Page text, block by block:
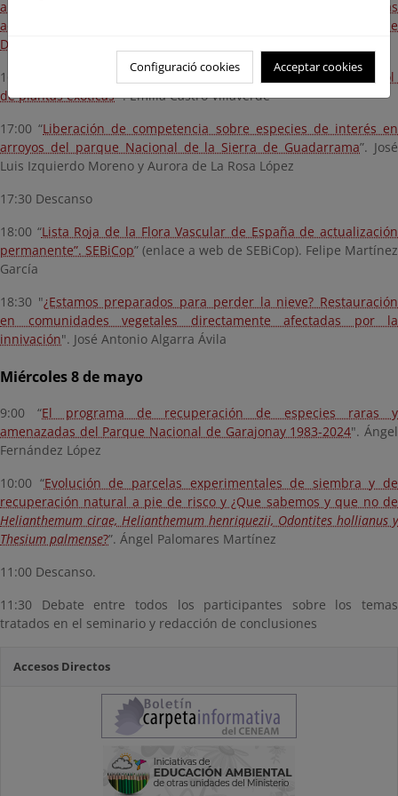
arenales en el ámbito del Parque Nacional de Doñana
Algunas
actuaciones de especies de flora amenazada en humedales de
Doñana
16:40 “
Renaturalización P.N. Islas Atlántica. Eliminación y control
de plantas exóticas”. Emilia Castro Villaverde
17:00 “Liberación de competencia sobre especies de interés en
arroyos del parque Nacional de la Sierra de Guadarrama”. José
Luis Izquierdo Moreno y Aurora de La Rosa López
17:30 Descanso
18:00 “Lista Roja de la Flora Vascular de España de actualización
permanente”. SEBiCop” (enlace a web de SEBiCop). Felipe Martínez
García
18:30 "¿Estamos preparados para perder la nieve? Restauración
en comunidades vegetales directamente afectadas por la
innivación". José Antonio Algarra Ávila
Miércoles 8 de mayo
9:00 “El programa de recuperación de especies raras y
amenazadas del Parque Nacional de Garajonay 1983-2024". Ángel
Fernández López
10:00 “Evolución de parcelas experimentales de siembra y de
recuperación natural a pie de risco y ¿Que sabemos y que no de
Helianthemum cirae, Helianthemum henriquezii, Odontites hollianus y
Thesium palmense?”. Ángel Palomares Martínez
11:00 Descanso.
11:30 Debate entre todos los participantes sobre los temas
tratados en el seminario y redacción de conclusiones
Accesos Directos
Configuració cookies Acceptar cookies